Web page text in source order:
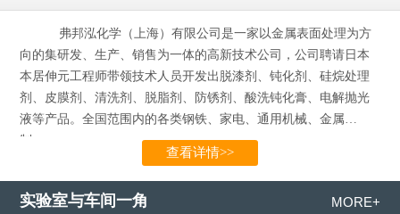
弗邦泓化学（上海）有限公司是一家以金属表面处理为方
向的集研发、生产、销售为一体的高新技术公司，公司聘请日本
本居伸元工程师带领技术人员开发出脱漆剂、钝化剂、硅烷处理
剂、皮膜剂、清洗剂、脱脂剂、防锈剂、酸洗钝化膏、电解抛光
液等产品。全国范围内的各类钢铁、家电、通用机械、金属
制…...
查看详情>>
实验室与车间一角 MORE+